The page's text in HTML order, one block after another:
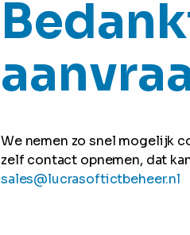
We nemen zo snel mogelijk
zelf contact opnemen, dat
sales@lucrasoftictbeheer.nl